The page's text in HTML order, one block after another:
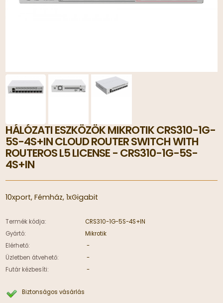
HÁLÓZATI ESZKÖZÖK MIKROTIK CRS310-1G-
5S-4S+IN CLOUD ROUTER SWITCH WITH
ROUTEROS L5 LICENSE - CRS310-1G-5S-
4S+IN
10xport, Fémház, 1xGigabit
Termék kódja:
CRS310-1G-5S-4S+IN
Gyártó:
Mikrotik
Elérhető:
-
Üzletben átvehető:
-
Futár kézbesíti:
-
Biztonságos vásárlás